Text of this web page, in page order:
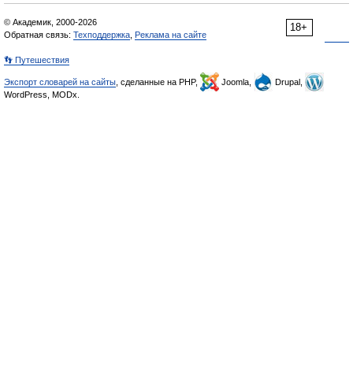
18+
© Академик, 2000-2026
Обратная связь: Техподдержка Реклама на сайте
👣 Путешествия
Экспорт словарей на сайты , сделанные на PHP, Joomla,
Drupal,
WordPress, MODx.